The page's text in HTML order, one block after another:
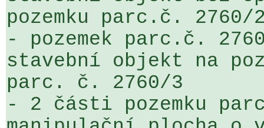
pozemku parc.č. 2760/
- pozemek parc.č.
stavební objekt na
parc. č. 2760/3
- 2 části pozemku